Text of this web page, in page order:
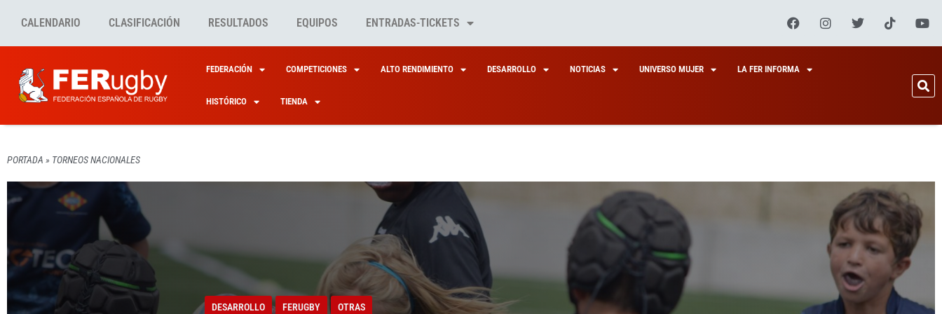
CALENDARIO CLASIFICACIÓN RESULTADOS EQUIPOS ENTRADAS-TICKETS
FEDERACIÓN COMPETICIONES ALTO RENDIMIENTO DESARROLLO NOTICIAS UNIVERSO MUJER LA FER INFORMA
HISTÓRICO TIENDA
PORTADA » TORNEOS NACIONALES
CAMPEONATOS DE ESPAÑA,
DESARROLLO FERUGBY OTRAS